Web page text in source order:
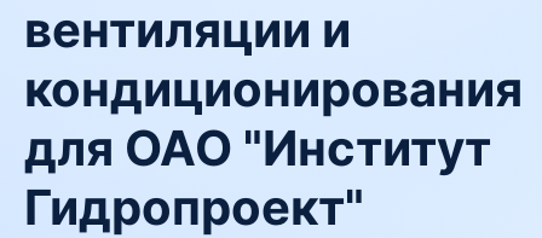
вентиляции и
кондиционирования
для ОАО "Институт
Гидропроект"